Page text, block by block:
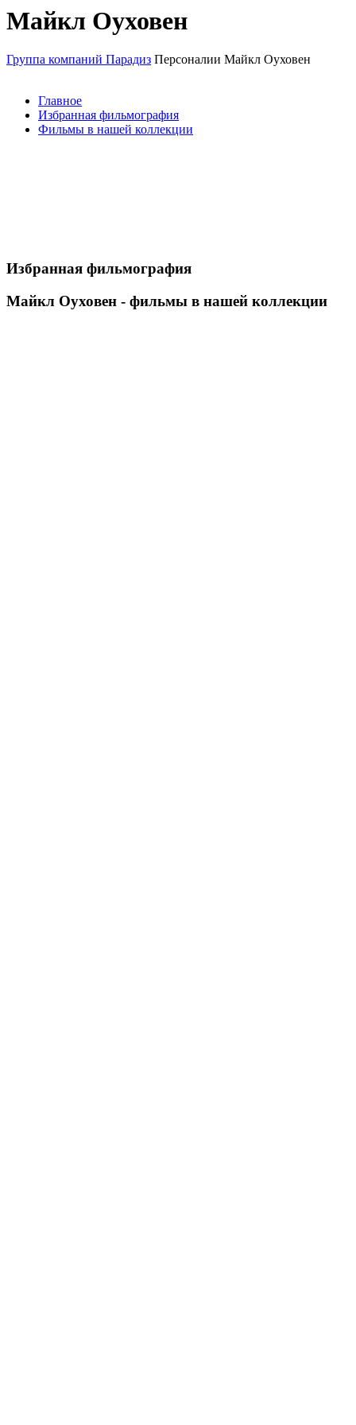
Майкл Оуховен
Группа компаний Парадиз Персоналии Майкл Оуховен
Главное
Избранная фильмография
Фильмы в нашей коллекции
Избранная фильмография
Майкл Оуховен - фильмы в нашей коллекции